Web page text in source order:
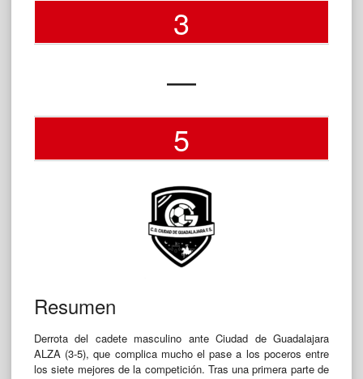
3
—
5
Resumen
Derrota del cadete masculino ante Ciudad de Guadalajara
ALZA (3-5), que complica mucho el pase a los poceros entre
los siete mejores de la competición. Tras una primera parte de